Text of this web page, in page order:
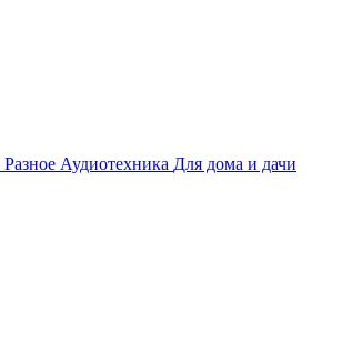
Разное Аудиотехника Для дома и дачи